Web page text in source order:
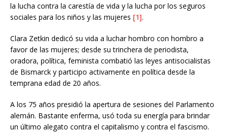
la lucha contra la carestía de vida y la lucha por los seguros
sociales para los niños y las mujeres [1].
Clara Zetkin dedicó su vida a luchar hombro con hombro a
favor de las mujeres; desde su trinchera de periodista,
oradora, política, feminista combatió las leyes antisocialistas
de Bismarck y participo activamente en política desde la
temprana edad de 20 años.
A los 75 años presidió la apertura de sesiones del Parlamento
alemán. Bastante enferma, usó toda su energía para brindar
un último alegato contra el capitalismo y contra el fascismo.